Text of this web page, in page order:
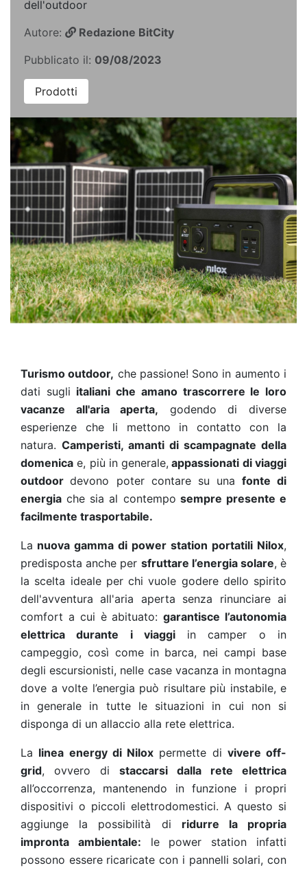
dell'outdoor
Autore:
Redazione BitCity
Pubblicato il: 09/08/2023
Prodotti
Turismo outdoor, che passione! Sono in aumento i
dati sugli italiani che amano trascorrere le loro
vacanze all'aria aperta, godendo di diverse
esperienze che li mettono in contatto con la
natura. Camperisti, amanti di scampagnate della
domenica e, più in generale, appassionati di viaggi
outdoordevono poter contare su una fonte di
energia che sia al contempo sempre presente e
facilmente trasportabile.
La nuova gamma di power station portatili Nilox,
predisposta anche per sfruttare l’energia solare, è
la scelta ideale per chi vuole godere dello spirito
dell'avventura all'aria aperta senza rinunciare ai
comfort a cui è abituato:garantisce l’autonomia
elettrica durante i viaggi in camper o in
campeggio, così come in barca, nei campi base
degli escursionisti, nelle case vacanza in montagna
dove a volte l’energia può risultare più instabile, e
in generale in tutte le situazioni in cui non si
disponga di un allaccio alla rete elettrica.
La linea energy di Nilox permette di vivere off-
grid, ovvero di staccarsi dalla rete elettrica
all’occorrenza, mantenendo in funzione i propri
dispositivi o piccoli elettrodomestici. A questo si
aggiunge la possibilità di ridurre la propria
impronta ambientale: le power station infatti
possono essere ricaricate con i pannelli solari, con